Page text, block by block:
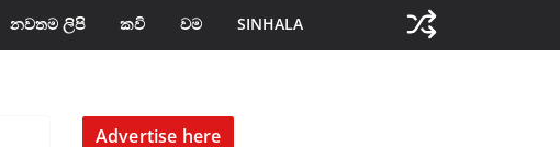
නවතම ලිපි කවි වම SINHALA
Advertise here